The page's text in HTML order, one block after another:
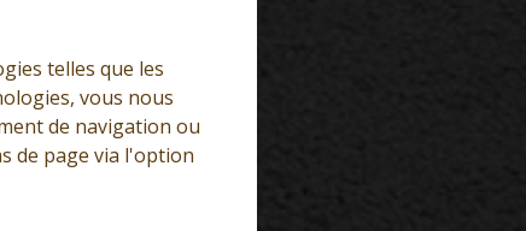
telles que les
vous nous
de navigation ou
de page via l'option